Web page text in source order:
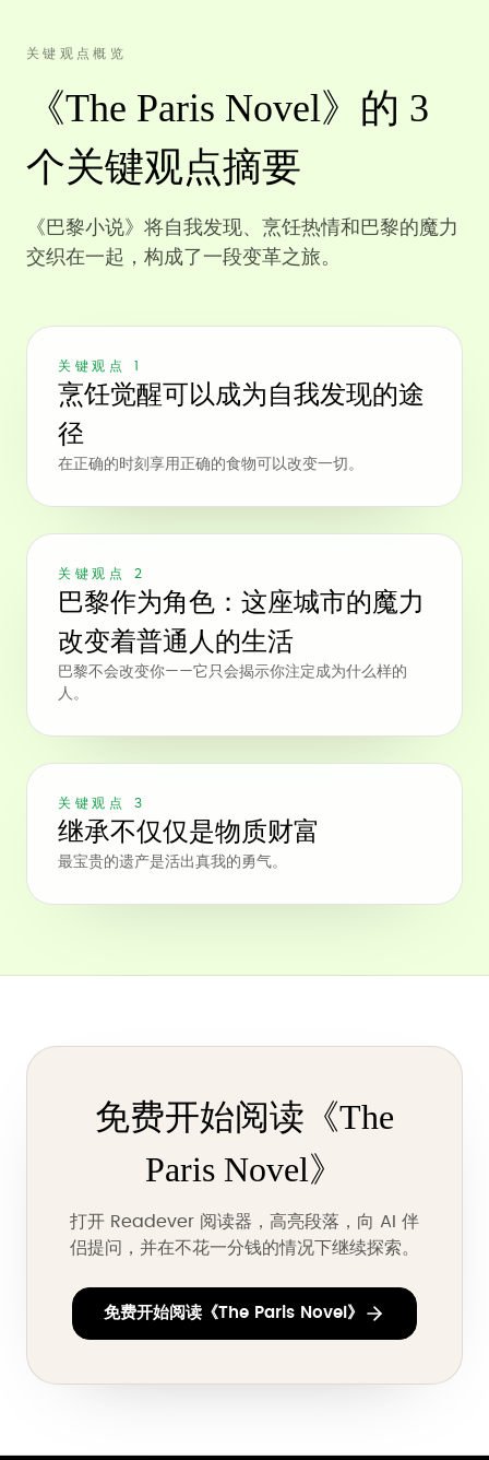
关键观点概览
《The Paris Novel》的 3
个关键观点摘要
《巴黎小说》将自我发现、烹饪热情和巴黎的魔力
交织在一起，构成了一段变革之旅。
关键观点 1
烹饪觉醒可以成为自我发现的途
径
在正确的时刻享用正确的食物可以改变一切。
关键观点 2
巴黎作为角色：这座城市的魔力
改变着普通人的生活
巴黎不会改变你——它只会揭示你注定成为什么样的
人。
关键观点 3
继承不仅仅是物质财富
最宝贵的遗产是活出真我的勇气。
免费开始阅读《The
Paris Novel》
打开 Readever 阅读器，高亮段落，向 AI 伴
侣提问，并在不花一分钱的情况下继续探索。
免费开始阅读《The Paris Novel》